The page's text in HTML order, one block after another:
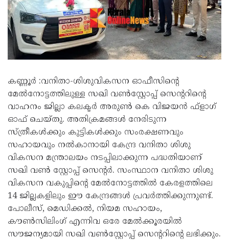
കണ്ണൂർ :വനിതാ-ശിശുവികസന ഓഫീസിന്റെ
മേൽനോട്ടത്തിലുള്ള സഖി വൺസ്റ്റോപ്പ് സെന്ററിന്റെ
വാഹനം ജില്ലാ കലക്ടർ അരുൺ കെ വിജയൻ ഫ്ളാഗ്
ഓഫ് ചെയ്തു. അതിക്രമങ്ങൾ നേരിടുന്ന
സ്ത്രീകൾക്കും കുട്ടികൾക്കും സംരക്ഷണവും
സഹായവും നൽകാനായി കേന്ദ്ര വനിതാ ശിശു
വികസന മന്ത്രാലയം നടപ്പിലാക്കുന്ന പദ്ധതിയാണ്
സഖി വൺ സ്റ്റോപ്പ് സെന്റർ. സംസ്ഥാന വനിതാ ശിശു
വികസന വകുപ്പിന്റെ മേൽനോട്ടത്തിൽ കേരളത്തിലെ
14 ജില്ലകളിലും ഈ കേന്ദ്രങ്ങൾ പ്രവർത്തിക്കുന്നുണ്ട്.
പോലീസ്, മെഡിക്കൽ, നിയമ സഹായം,
കൗൺസിലിംഗ് എന്നിവ ഒരേ മേൽക്കൂരയിൽ
സൗജന്യമായി സഖി വൺസ്റ്റോപ്പ് സെന്ററിന്റെ ലഭിക്കും.